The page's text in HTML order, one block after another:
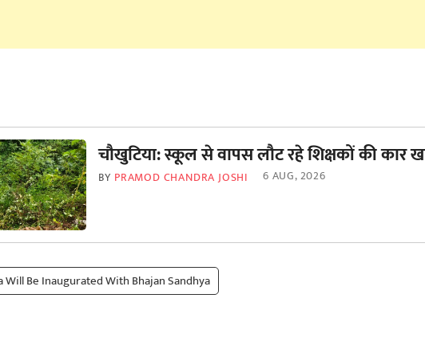
चौखुटिया: स्कूल से वापस लौट रहे शिक्षकों की कार
BY PRAMOD CHANDRA JOSHI 6 AUG, 2026
Will Be Inaugurated With Bhajan Sandhya